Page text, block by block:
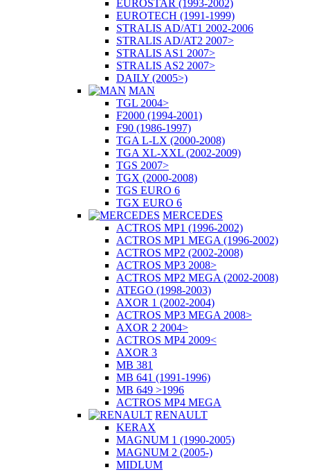
EUROSTAR (1993-2002)
EUROTECH (1991-1999)
STRALIS AD/AT1 2002-2006
STRALIS AD/AT2 2007>
STRALIS AS1 2007>
STRALIS AS2 2007>
DAILY (2005>)
MAN
TGL 2004>
F2000 (1994-2001)
F90 (1986-1997)
TGA L-LX (2000-2008)
TGA XL-XXL (2002-2009)
TGS 2007>
TGX (2000-2008)
TGS EURO 6
TGX EURO 6
MERCEDES
ACTROS MP1 (1996-2002)
ACTROS MP1 MEGA (1996-2002)
ACTROS MP2 (2002-2008)
ACTROS MP3 2008>
ACTROS MP2 MEGA (2002-2008)
ATEGO (1998-2003)
AXOR 1 (2002-2004)
ACTROS MP3 MEGA 2008>
AXOR 2 2004>
ACTROS MP4 2009<
AXOR 3
MB 381
MB 641 (1991-1996)
MB 649 >1996
ACTROS MP4 MEGA
RENAULT
KERAX
MAGNUM 1 (1990-2005)
MAGNUM 2 (2005-)
MIDLUM